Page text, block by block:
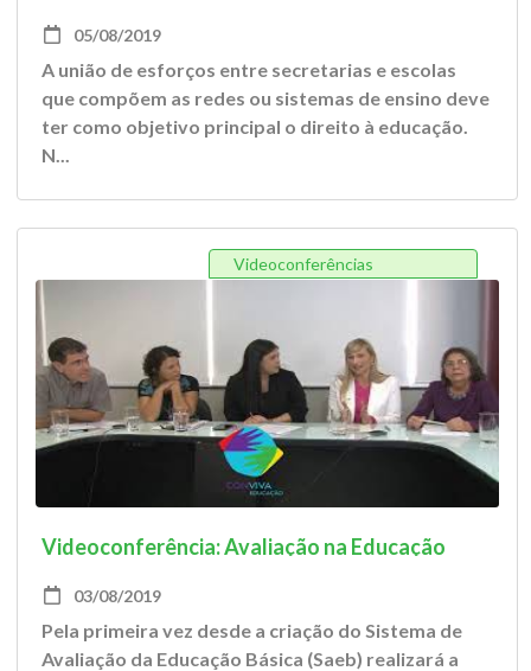
05/08/2019
A união de esforços entre secretarias e escolas
que compõem as redes ou sistemas de ensino deve
ter como objetivo principal o direito à educação.
N...
Videoconferências
Videoconferência: Avaliação na Educação
03/08/2019
Pela primeira vez desde a criação do Sistema de
Avaliação da Educação Básica (Saeb) realizará a